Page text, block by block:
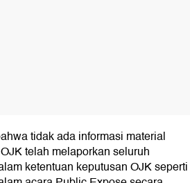
tidak ada informasi material
telah melaporkan seluruh
ketentuan keputusan OJK seperti